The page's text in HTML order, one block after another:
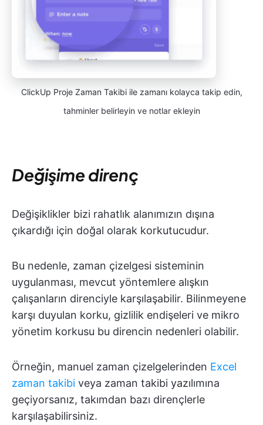
ClickUp Proje Zaman Takibi ile zamanı kolayca takip edin,
tahminler belirleyin ve notlar ekleyin
Değişime direnç
Değişiklikler bizi rahatlık alanımızın dışına
çıkardığı için doğal olarak korkutucudur.
Bu nedenle, zaman çizelgesi sisteminin
uygulanması, mevcut yöntemlere alışkın
çalışanların direnciyle karşılaşabilir. Bilinmeyene
karşı duyulan korku, gizlilik endişeleri ve mikro
yönetim korkusu bu direncin nedenleri olabilir.
Örneğin, manuel zaman çizelgelerinden Excel
zaman takibi veya zaman takibi yazılımına
geçiyorsanız, takımdan bazı dirençlerle
karşılaşabilirsiniz.